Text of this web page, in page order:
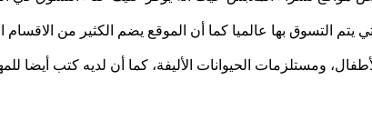
ومستلزمات الحيوانات الأليفة، كما أن لديه كتب أيضا